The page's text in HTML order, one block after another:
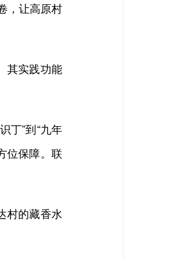
，让高原村
其实践功能
丁”到“九年
位保障。联
村的藏香水